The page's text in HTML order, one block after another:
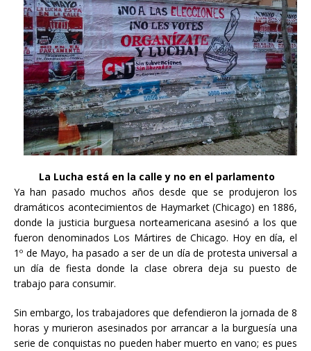
La Lucha está en la calle y no en el parlamento
Ya han pasado muchos años desde que se produjeron los
dramáticos acontecimientos de Haymarket (Chicago) en 1886,
donde la justicia burguesa norteamericana asesinó a los que
fueron denominados Los Mártires de Chicago. Hoy en día, el
1º de Mayo, ha pasado a ser de un día de protesta universal a
un día de fiesta donde la clase obrera deja su puesto de
trabajo para consumir.
Sin embargo, los trabajadores que defendieron la jornada de 8
horas y murieron asesinados por arrancar a la burguesía una
serie de conquistas no pueden haber muerto en vano; es pues